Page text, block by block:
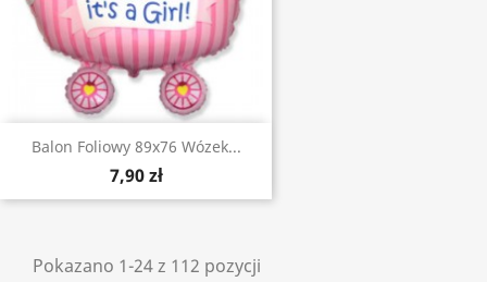
Balon Foliowy 89x76 Wózek...
7,90 zł
Pokazano 1-24 z 112 pozycji